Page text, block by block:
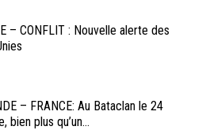
– CONFLIT : Nouvelle alerte des
– FRANCE: Au Bataclan le 24
bien plus qu’un...